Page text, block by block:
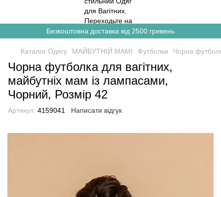
Безкоштовна доставка від 2500 гривень
Каталог Одягу МАЙБУТНІЙ МАМІ Футболки Чорна
Чорна футболка для вагітних,
майбутніх мам із лампасами,
Чорний, Розмір 42
Артикул: 4159041 Написати відгук